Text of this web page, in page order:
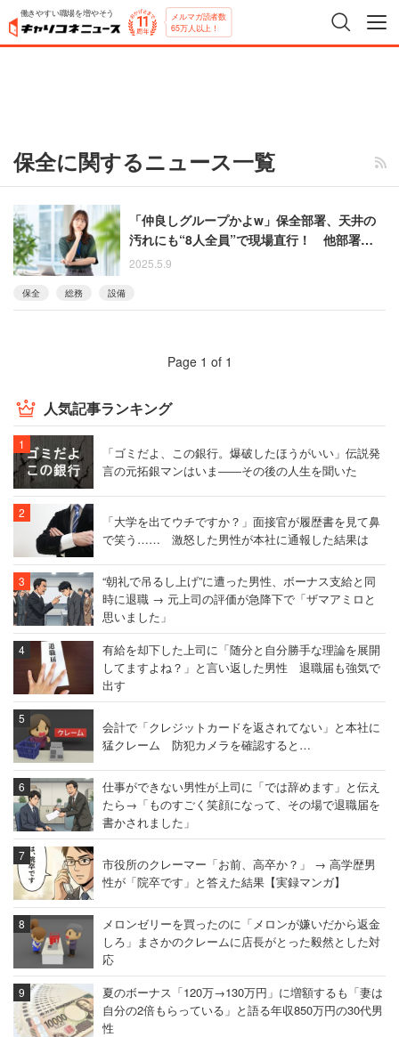
働きやすい職場を増やそう メルマガ読者数
65万人以上！
保全に関するニュース一覧
「仲良しグループかよw」保全部署、天井の
汚れにも“8人全員”で現場直行！ 他部署は困
惑
2025.5.9
保全 総務 設備
Page 1 of 1
人気記事ランキング
「ゴミだよ、この銀行。爆破したほうがいい」伝説発
言の元拓銀マンはいま――その後の人生を聞いた
「大学を出てウチですか？」面接官が履歴書を見て鼻
で笑う…… 激怒した男性が本社に通報した結果は
“朝礼で吊るし上げ”に遭った男性、ボーナス支給と同
時に退職 → 元上司の評価が急降下で「ザマアミロと
思いました」
有給を却下した上司に「随分と自分勝手な理論を展開
してますよね？」と言い返した男性 退職届も強気で
出す
会計で「クレジットカードを返されてない」と本社に
猛クレーム 防犯カメラを確認すると…
仕事ができない男性が上司に「では辞めます」と伝え
たら→「ものすごく笑顔になって、その場で退職届を
書かされました」
市役所のクレーマー「お前、高卒か？」 → 高学歴男
性が「院卒です」と答えた結果【実録マンガ】
メロンゼリーを買ったのに「メロンが嫌いだから返金
しろ」まさかのクレームに店長がとった毅然とした対
応
夏のボーナス「120万→130万円」に増額するも「妻は
自分の2倍もらっている」と語る年収850万円の30代男
性